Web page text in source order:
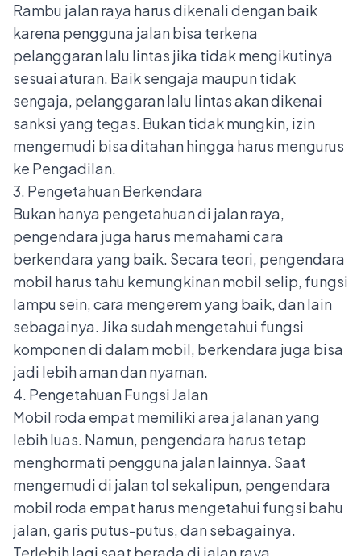
Rambu jalan raya harus dikenali dengan baik
karena pengguna jalan bisa terkena
pelanggaran lalu lintas jika tidak mengikutinya
sesuai aturan. Baik sengaja maupun tidak
sengaja, pelanggaran lalu lintas akan dikenai
sanksi yang tegas. Bukan tidak mungkin, izin
mengemudi bisa ditahan hingga harus mengurus
ke Pengadilan.
3. Pengetahuan Berkendara
Bukan hanya pengetahuan di jalan raya,
pengendara juga harus memahami cara
berkendara yang baik. Secara teori, pengendara
mobil harus tahu kemungkinan mobil selip, fungsi
lampu sein, cara mengerem yang baik, dan lain
sebagainya. Jika sudah mengetahui fungsi
komponen di dalam mobil, berkendara juga bisa
jadi lebih aman dan nyaman.
4. Pengetahuan Fungsi Jalan
Mobil roda empat memiliki area jalanan yang
lebih luas. Namun, pengendara harus tetap
menghormati pengguna jalan lainnya. Saat
mengemudi di jalan tol sekalipun, pengendara
mobil roda empat harus mengetahui fungsi bahu
jalan, garis putus-putus, dan sebagainya.